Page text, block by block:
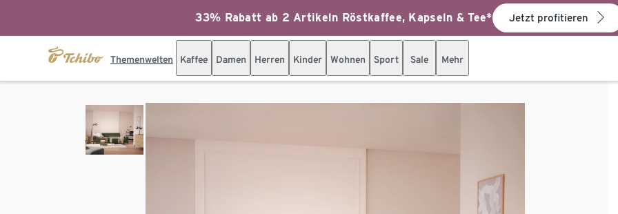
33% Rabatt ab 2 Artikeln Röstkaffee, Kapseln & Tee* Jetzt profitieren
Themenwelten Kaffee Damen Herren Kinder Wohnen Sport Sale Mehr